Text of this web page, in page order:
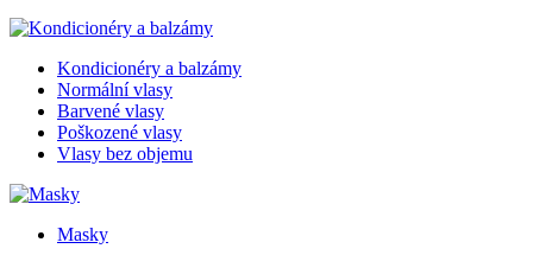
Kondicionéry a balzámy
Normální vlasy
Barvené vlasy
Poškozené vlasy
Vlasy bez objemu
Masky